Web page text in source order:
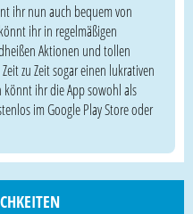
ihr nun auch bequem von
ihr in regelmäßigen
Aktionen und tollen
zu Zeit sogar einen lukrativen
ihr die App sowohl als
im Google Play Store oder